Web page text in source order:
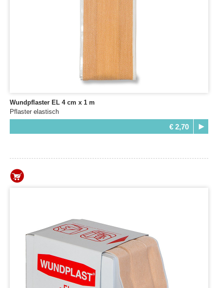
Wundpflaster EL 4 cm x 1 m
Pflaster elastisch
€ 2,70